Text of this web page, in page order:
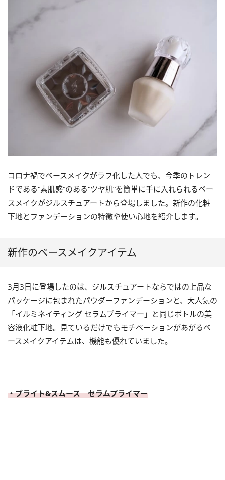
コロナ禍でベースメイクがラフ化した人でも、今季のトレン
ドである“素肌感”のある“ツヤ肌”を簡単に手に入れられるベー
スメイクがジルスチュアートから登場しました。新作の化粧
下地とファンデーションの特徴や使い心地を紹介します。
新作のベースメイクアイテム
3月3日に登場したのは、ジルスチュアートならではの上品な
パッケージに包まれたパウダーファンデーションと、大人気の
「イルミネイティング セラムプライマー」と同じボトルの美
容液化粧下地。見ているだけでもモチベーションがあがるベ
ースメイクアイテムは、機能も優れていました。
・ブライト&スムース セラムプライマー